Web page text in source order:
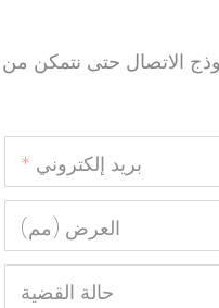
الاتصال حتى
بريد إلكتروني
العرض (مم)
حالة القضية